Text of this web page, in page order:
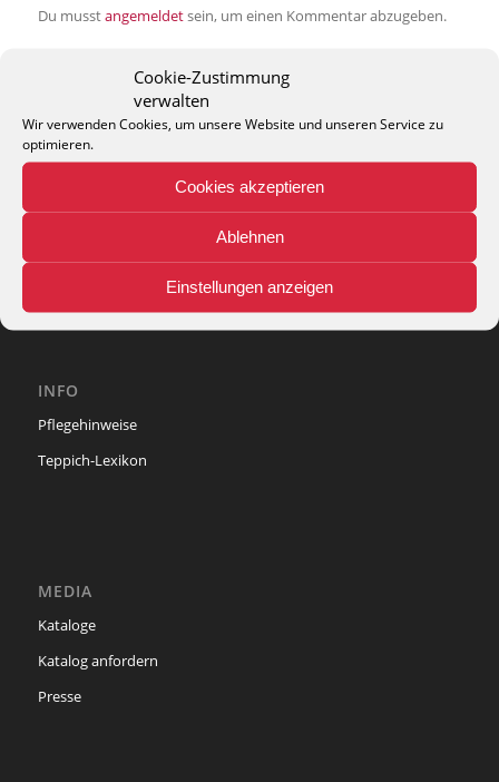
Cookie-Zustimmung
verwalten
Wir verwenden Cookies, um unsere Website und unseren Service zu
optimieren.
Cookies akzeptieren
Ablehnen
Einstellungen anzeigen
Du musstangemeldetsein, um einen Kommentar abzugeben.
THEO KELLER GMBH
phone: + 49 (2327) 3083 - 20
e-mail:info@theko-collection.com
INFO
Pflegehinweise
Teppich-Lexikon
MEDIA
Kataloge
Katalog anfordern
Presse